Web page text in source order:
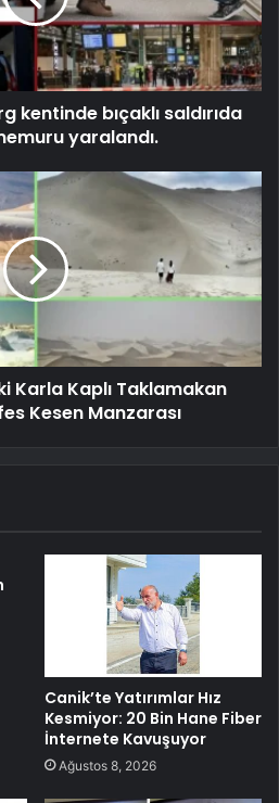
kentinde bıçaklı saldırıda
yaralandı.
Karla Kaplı Taklamakan
Kesen Manzarası
Canik’te Yatırımlar Hız
Kesmiyor: 20 Bin Hane Fiber
İnternete Kavuşuyor
Ağustos 8, 2026